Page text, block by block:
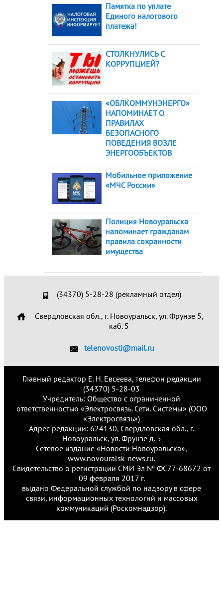
Памятка по уплате
Единого налогового
платежа!
СТОЛКНУЛИСЬ С
КОРРУПЦИЕЙ?
«ОБЛКОММУНЭНЕРГО»
НАПОМИНАЕТ О
ПРАВИЛАХ
БЕЗОПАСНОГО
ПОВЕДЕНИЯ ВОЗЛЕ
ЭНЕРГООБЪЕКТОВ
Мобильное приложение
«МЧС России»
Полиция Новоуральска
напоминает гражданам
правила сохранности
имущества
(34370) 5-28-28 (рекламный отдел)
Свердловская обл., г. Новоуральск, ул. Фрунзе 5,
каб. 5
telenovosti@mail.ru
Главный редактор Е. Н. Евсеева, телефон редакции
(34370) 5-28-03
Учредитель: Общество с ограниченной
ответственностью «Электросвязь. Сети. Системы» (ООО
«Электросвязь»)
Адрес редакции: 624130, Свердловская обл., г.
Новоуральск, ул. Фрунзе д. 5
Сетевое издание «Новости Новоуральска»,
www.novouralsk-news.ru.
Свидетельство о регистрации СМИ Эл № ФС77-68672 от
09 февраля 2017 г.
выдано Федеральной службой по надзору в сфере
связи, информационных технологий и массовых
коммуникаций (Роскомнадзор).